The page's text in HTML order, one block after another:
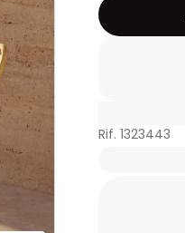
Rif. 1323443